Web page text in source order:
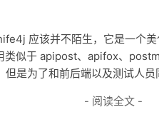
应该并不陌生，它是一个
似于 apipost、apifox、
是为了和前后端以及测试人
- 阅读全文 -